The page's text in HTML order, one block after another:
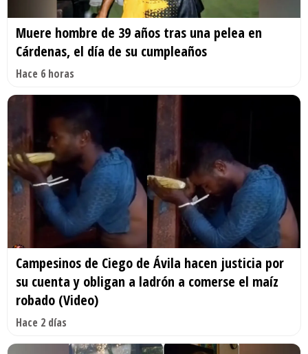
Muere hombre de 39 años tras una pelea en
Cárdenas, el día de su cumpleaños
Hace 6 horas
Campesinos de Ciego de Ávila hacen justicia por
su cuenta y obligan a ladrón a comerse el maíz
robado (Video)
Hace 2 días